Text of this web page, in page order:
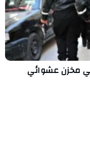
مخزن عشوائي